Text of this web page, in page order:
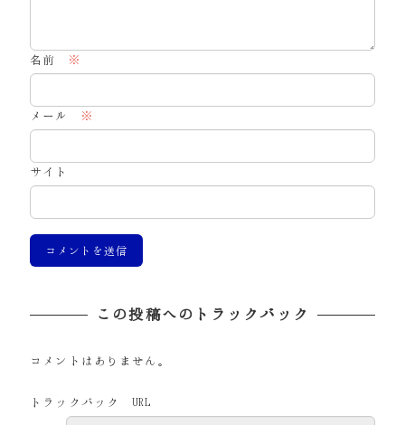
名前 ※
メール ※
サイト
この投稿へのトラックバック
コメントはありません。
トラックバック URL